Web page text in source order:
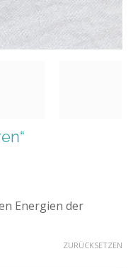
Energien der
ZURÜCKSETZEN